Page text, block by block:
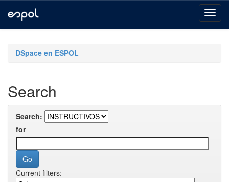
navigationDSpace en ESPOL
Search
Search:
for
Current filters: